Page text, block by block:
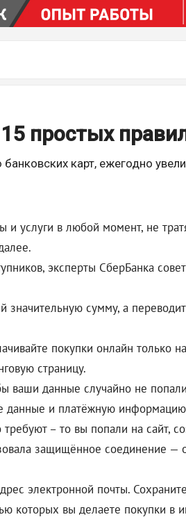
простых
карт, ежегодно
услуги в любой момент, не
эксперты СберБанка
сумму, а
покупки онлайн только
страницу.
данные случайно не
данные и платёжную
– то вы попали на сайт,
защищённое соединение —
электронной почты.
которых вы делаете покупки в